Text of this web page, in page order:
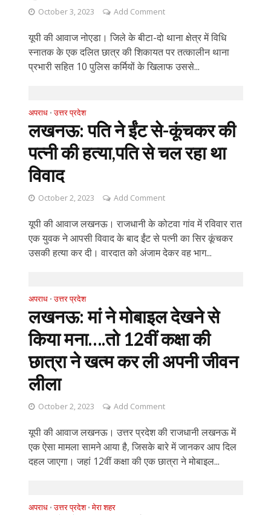
October 3, 2023 Add Comment
यूपी की आवाज नोएडा। जिले के बीटा-दो थाना क्षेत्र में विधि
स्नातक के एक दलित छात्र की शिकायत पर तत्कालीन थाना
प्रभारी सहित 10 पुलिस कर्मियों के खिलाफ उससे...
अपराध • उत्तर प्रदेश
लखनऊ: पति ने ईंट से-कूंचकर की
पत्नी की हत्या,पति से चल रहा था
विवाद
October 2, 2023 Add Comment
यूपी की आवाज लखनऊ। राजधानी के कोटवा गांव में रविवार रात
एक युवक ने आपसी विवाद के बाद ईंट से पत्नी का सिर कूंचकर
उसकी हत्या कर दी। वारदात को अंजाम देकर वह भाग...
अपराध • उत्तर प्रदेश
लखनऊ: मां ने मोबाइल देखने से
किया मना….तो 12वीं कक्षा की
छात्रा ने खत्म कर ली अपनी जीवन
लीला
October 2, 2023 Add Comment
यूपी की आवाज लखनऊ। उत्तर प्रदेश की राजधानी लखनऊ में
एक ऐसा मामला सामने आया है, जिसके बारे में जानकर आप दिल
दहल जाएगा। जहां 12वीं कक्षा की एक छात्रा ने मोबाइल...
अपराध • उत्तर प्रदेश • मेरा शहर